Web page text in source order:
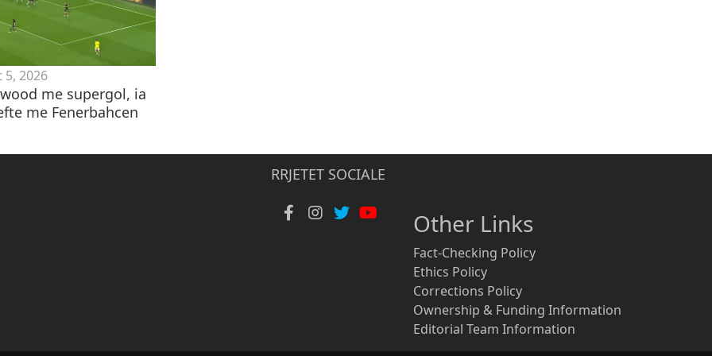
5, 2026
me supergol, ia
me Fenerbahcen
RRJETET SOCIALE
Other Links
Fact-Checking Policy
Ethics Policy
Corrections Policy
Ownership & Funding Information
Editorial Team Information